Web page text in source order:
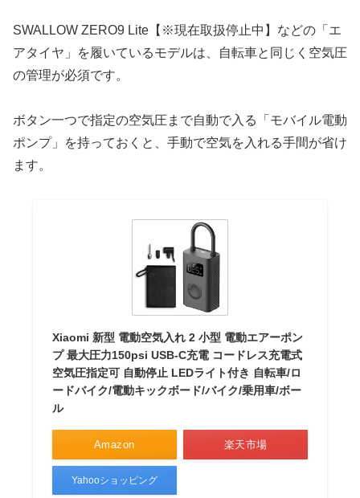
SWALLOW ZERO9 Lite【※現在取扱停止中】などの「エ
アタイヤ」を履いているモデルは、自転車と同じく空気圧
の管理が必須です。
ボタン一つで指定の空気圧まで自動で入る「モバイル電動
ポンプ」を持っておくと、手動で空気を入れる手間が省け
ます。
Xiaomi 新型 電動空気入れ 2 小型 電動エアーポン
プ 最大圧力150psi USB-C充電 コードレス充電式
空気圧指定可 自動停止 LEDライト付き 自転車/ロ
ードバイク/電動キックボード/バイク/乗用車/ボー
ル
Amazon 楽天市場
Yahooショッピング